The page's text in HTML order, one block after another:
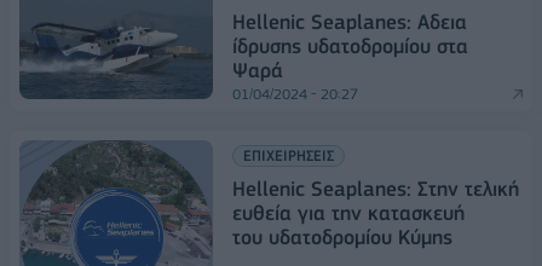
Hellenic Seaplanes: Αδεια
ίδρυσης υδατοδρομίου στα
Ψαρά
01/04/2024 - 20:27
ΕΠΙΧΕΙΡΗΣΕΙΣ
Hellenic Seaplanes: Στην τελική
ευθεία για την κατασκευή
του υδατοδρομίου Kύμης